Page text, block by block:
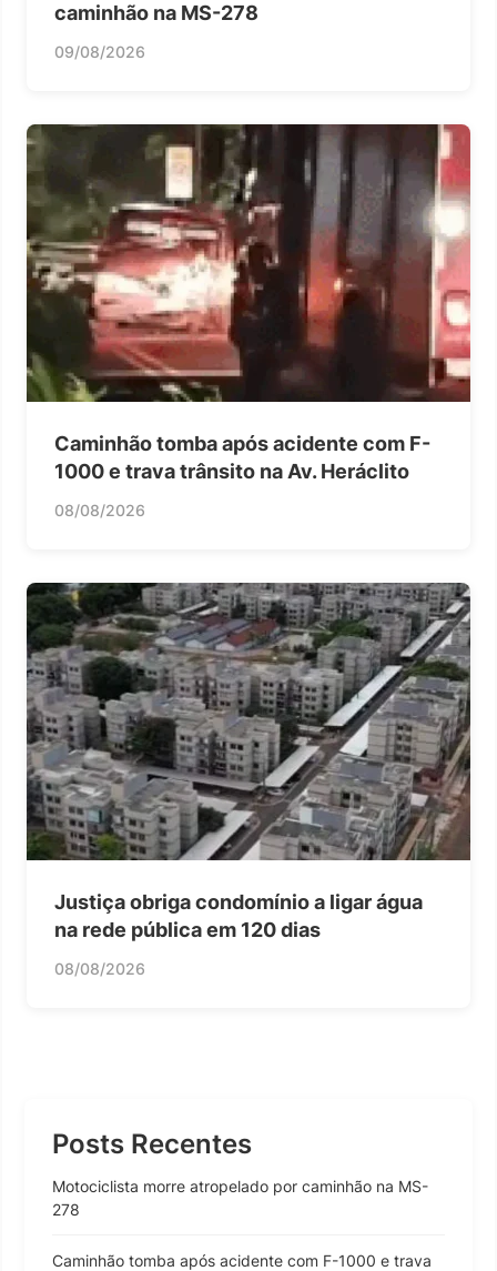
caminhão na MS-278
09/08/2026
Caminhão tomba após acidente com F-
1000 e trava trânsito na Av. Heráclito
08/08/2026
Justiça obriga condomínio a ligar água
na rede pública em 120 dias
08/08/2026
Posts Recentes
Motociclista morre atropelado por caminhão na MS-
278
Caminhão tomba após acidente com F-1000 e trava